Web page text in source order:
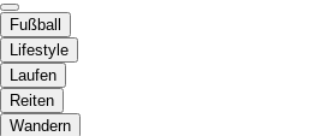
Fußball
Lifestyle
Laufen
Reiten
Wandern